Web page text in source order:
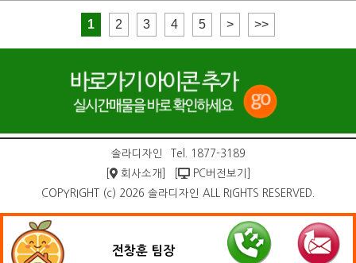
1 2 3 4 5 > >>
솔라디자인
Tel. 1877-3189
회사소개]
PC버전보기]
COPYRIGHT (c) 2026 솔라디자인 ALL RIGHTS RESERVED.
전창훈 팀장